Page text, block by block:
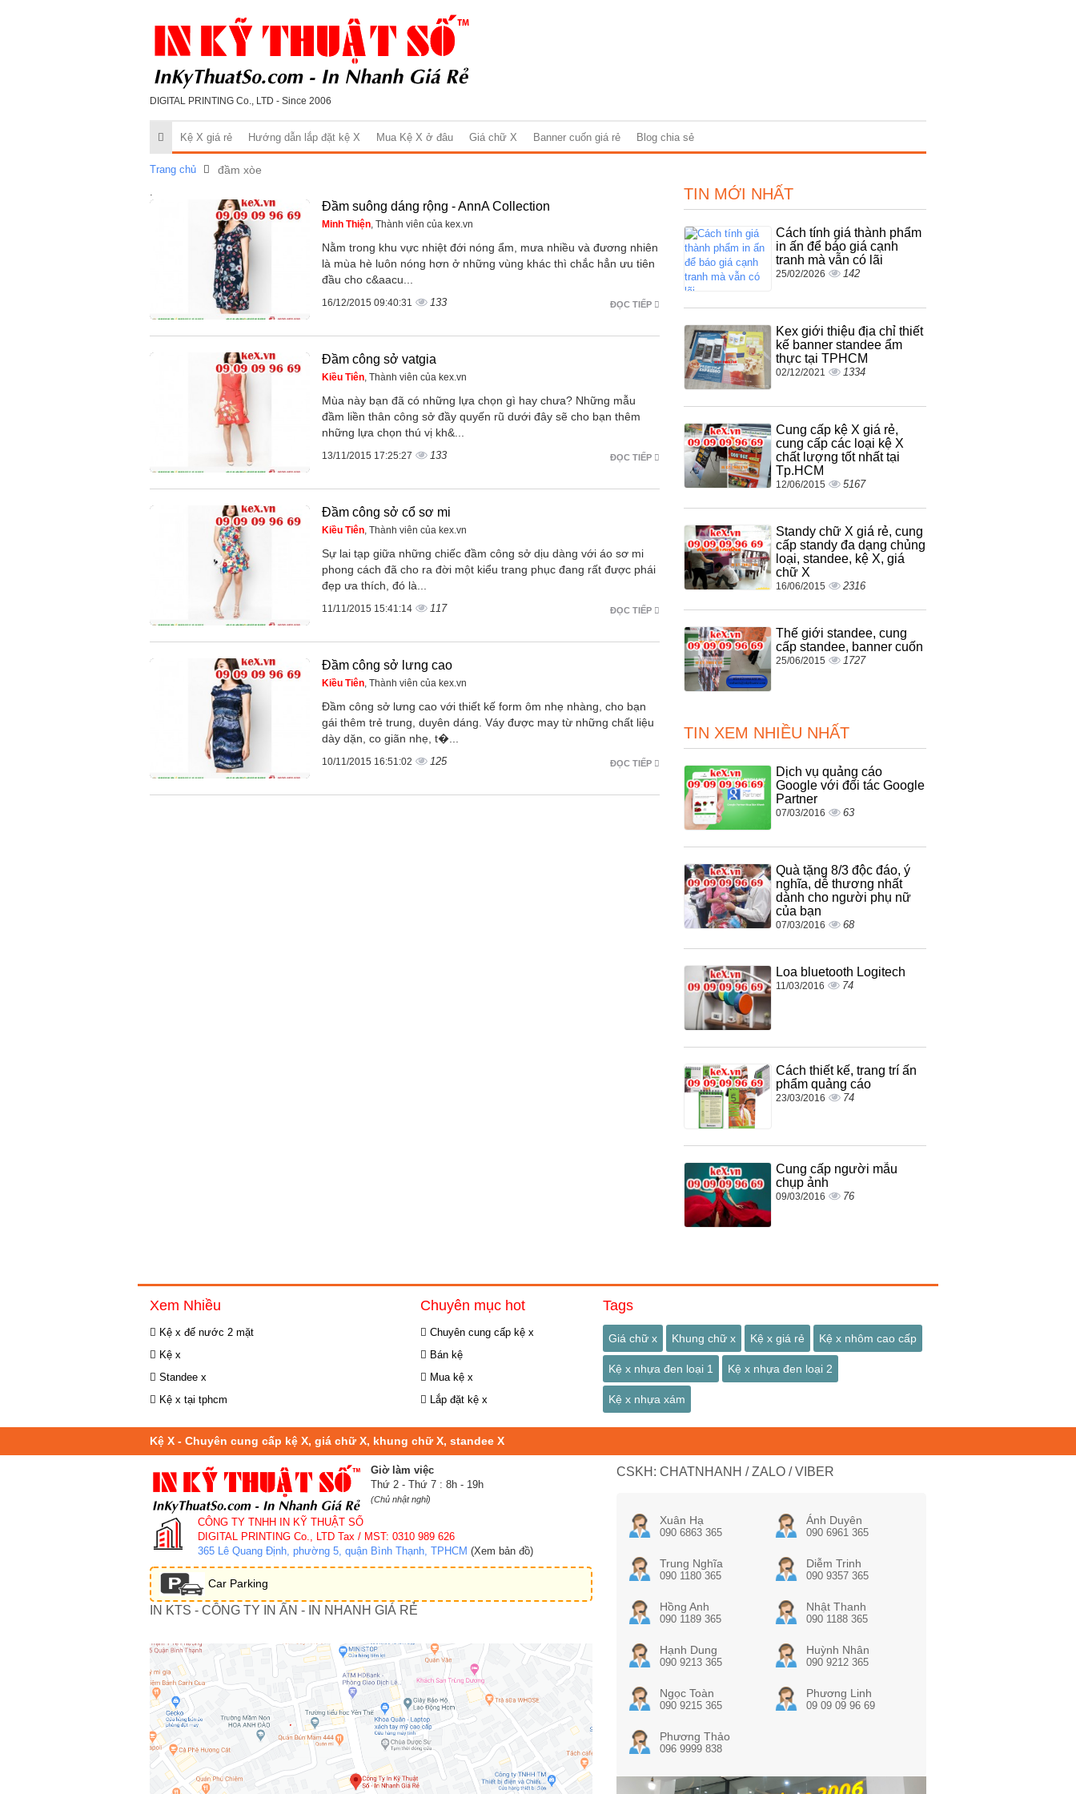
DIGITAL PRINTING Co., LTD - Since 2006
Kệ X giá rẻ Hướng dẫn lắp đặt kệ X Mua Kệ X ở đâu Giá chữ X Banner cuốn giá rẻ Blog chia sẻ
Trang chủ đầm xòe
Đầm suông dáng rộng - AnnA Collection
Minh Thiện , Thành viên của kex.vn
Nằm trong khu vực nhiệt đới nóng ẩm, mưa nhiều và đương nhiên
là mùa hè luôn nóng hơn ở những vùng khác thì chắc hẳn ưu tiên
đầu cho c&aacu...
ĐỌC TIẾP
16/12/2015 09:40:31 133
Đầm công sở vatgia
Kiều Tiên , Thành viên của kex.vn
Mùa này bạn đã có những lựa chọn gì hay chưa? Những mẫu
đầm liền thân công sở đầy quyến rũ dưới đây sẽ cho bạn thêm
những lựa chọn thú vị kh&...
ĐỌC TIẾP
13/11/2015 17:25:27 133
Đầm công sở cổ sơ mi
Kiều Tiên , Thành viên của kex.vn
Sự lai tạp giữa những chiếc đầm công sở dịu dàng với áo sơ mi
phong cách đã cho ra đời một kiểu trang phục đang rất được phái
đẹp ưa thích, đó là...
ĐỌC TIẾP
11/11/2015 15:41:14 117
Đầm công sở lưng cao
Kiều Tiên , Thành viên của kex.vn
Đầm công sở lưng cao với thiết kế form ôm nhẹ nhàng, cho bạn
gái thêm trẻ trung, duyên dáng. Váy được may từ những chất liệu
dày dặn, co giãn nhẹ, t�...
ĐỌC TIẾP
10/11/2015 16:51:02 125
TIN MỚI NHẤT
Cách tính giá thành phẩm
in ấn để báo giá cạnh
tranh mà vẫn có lãi
25/02/2026 142
Kex giới thiệu địa chỉ thiết
kế banner standee ẩm
thực tại TPHCM
02/12/2021 1334
Cung cấp kệ X giá rẻ,
cung cấp các loại kệ X
chất lượng tốt nhất tại
Tp.HCM
12/06/2015 5167
Standy chữ X giá rẻ, cung
cấp standy đa dạng chủng
loại, standee, kệ X, giá
chữ X
16/06/2015 2316
Thế giới standee, cung
cấp standee, banner cuốn
25/06/2015 1727
TIN XEM NHIỀU NHẤT
Dịch vụ quảng cáo
Google với đối tác Google
Partner
07/03/2016 63
Quà tặng 8/3 độc đáo, ý
nghĩa, dễ thương nhất
dành cho người phụ nữ
của bạn
07/03/2016 68
Loa bluetooth Logitech
11/03/2016 74
Cách thiết kế, trang trí ấn
phẩm quảng cáo
23/03/2016 74
Cung cấp người mẫu
chụp ảnh
09/03/2016 76
Xem Nhiều
Kệ x đế nước 2 mặt
Kệ x
Standee x
Kệ x tại tphcm
Chuyên mục hot
Chuyên cung cấp kệ x
Bán kệ
Mua kệ x
Lắp đặt kệ x
Tags
Giá chữ x Khung chữ x Kệ x giá rẻ Kệ x nhôm cao cấp
Kệ x nhựa đen loại 1 Kệ x nhựa đen loại 2
Kệ x nhựa xám
Kệ X - Chuyên cung cấp kệ X, giá chữ X, khung chữ X, standee X
Giờ làm việc
Thứ 2 - Thứ 7 : 8h - 19h
(Chủ nhật nghỉ)
CÔNG TY TNHH IN KỸ THUẬT SỐ
DIGITAL PRINTING Co., LTD Tax / MST: 0310 989 626
365 Lê Quang Định, phường 5, quận Bình Thạnh, TPHCM (Xem bản đồ)
Car Parking
IN KTS - CÔNG TY IN ẤN - IN NHANH GIÁ RẺ
CSKH: CHATNHANH / ZALO / VIBER
Xuân Hạ
090 6863 365
Ánh Duyên
090 6961 365
Trung Nghĩa
090 1180 365
Diễm Trinh
090 9357 365
Hồng Anh
090 1189 365
Nhật Thanh
090 1188 365
Hạnh Dung
090 9213 365
Huỳnh Nhân
090 9212 365
Ngọc Toàn
090 9215 365
Phương Linh
09 09 09 96 69
Phương Thảo
096 9999 838